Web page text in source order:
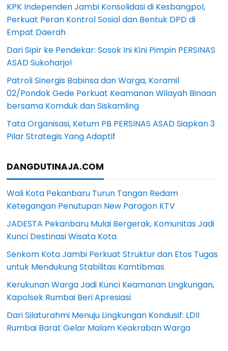
KPK Independen Jambi Konsolidasi di Kesbangpol,
Perkuat Peran Kontrol Sosial dan Bentuk DPD di
Empat Daerah
Dari Sipir ke Pendekar: Sosok Ini Kini Pimpin PERSINAS
ASAD Sukoharjo!
Patroli Sinergis Babinsa dan Warga, Koramil
02/Pondok Gede Perkuat Keamanan Wilayah Binaan
bersama Komduk dan Siskamling
Tata Organisasi, Ketum PB PERSINAS ASAD Siapkan 3
Pilar Strategis Yang Adaptif
DANGDUTINAJA.COM
Wali Kota Pekanbaru Turun Tangan Redam
Ketegangan Penutupan New Paragon KTV
JADESTA Pekanbaru Mulai Bergerak, Komunitas Jadi
Kunci Destinasi Wisata Kota
Senkom Kota Jambi Perkuat Struktur dan Etos Tugas
untuk Mendukung Stabilitas Kamtibmas
Kerukunan Warga Jadi Kunci Keamanan Lingkungan,
Kapolsek Rumbai Beri Apresiasi
Dari Silaturahmi Menuju Lingkungan Kondusif: LDII
Rumbai Barat Gelar Malam Keakraban Warga